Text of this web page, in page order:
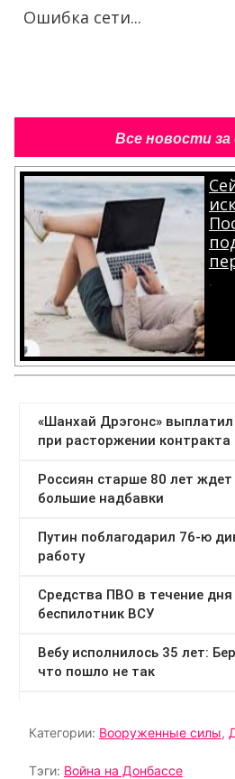
Ошибка сети...
Все новости за
.
Категории: Вооруженные силы,
Тэги: Война на Донбассе